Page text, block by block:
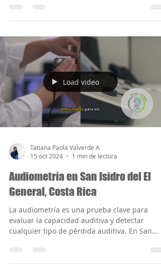
paciente para la cita de valoración
y adaptación de audífonos para
sordera
La presencia de un acompañante durante la
cita de valoración y adaptación de audífonos
para sordera es fundamental para garantizar
el...
Load video
15 oct 2024
1 min de lectura